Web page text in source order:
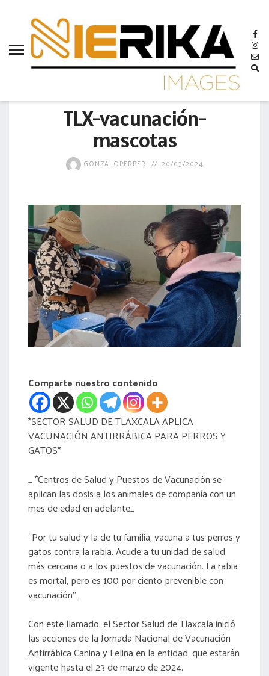
TLX-vacunación-
mascotas
GONZALOPERPER 20/03/2024
Comparte nuestro contenido
*SECTOR SALUD DE TLAXCALA APLICA
VACUNACIÓN ANTIRRÁBICA PARA PERROS Y
GATOS*
_ *Centros de Salud y Puestos de Vacunación se
aplican las dosis a los animales de compañía con un
mes de edad en adelante_
“Por tu salud y la de tu familia, vacuna a tus perros y
gatos contra la rabia. Acude a tu unidad de salud
más cercana o a los puestos de vacunación. La rabia
es mortal, pero es 100 por ciento prevenible con
vacunación”.
Con este llamado, el Sector Salud de Tlaxcala inició
las acciones de la Jornada Nacional de Vacunación
Antirrábica Canina y Felina en la entidad, que estarán
vigente hasta el 23 de marzo de 2024.
aamtlax
abanderamiento
aclaración
acreditación